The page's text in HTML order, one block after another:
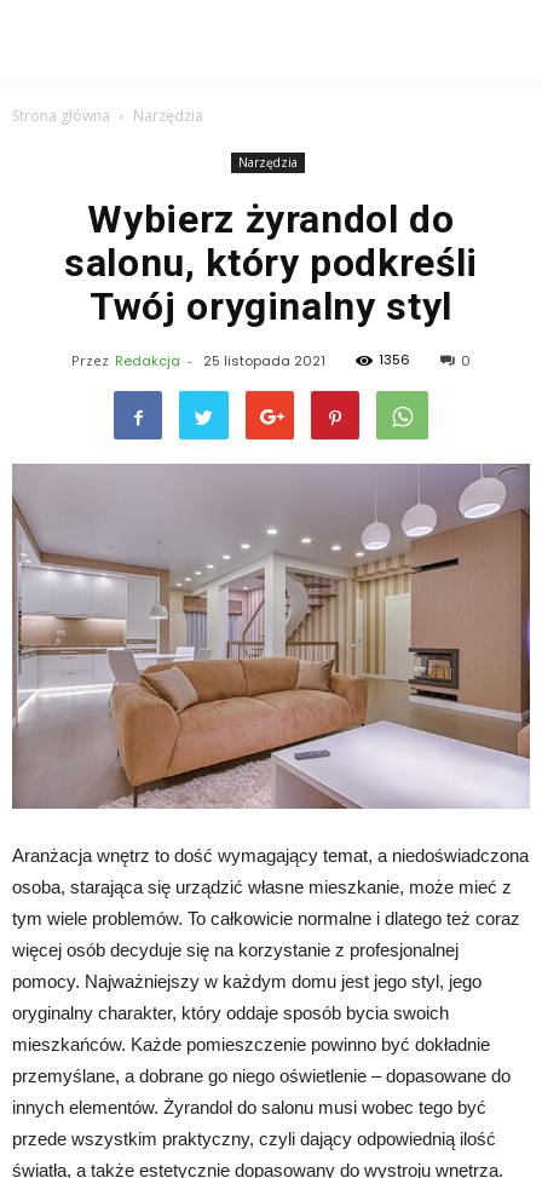
Strona główna Narzędzia
Narzędzia
Wybierz żyrandol do
salonu, który podkreśli
Twój oryginalny styl
Przez Redakcja - 25 listopada 2021 1356 0
Aranżacja wnętrz to dość wymagający temat, a niedoświadczona
osoba, starająca się urządzić własne mieszkanie, może mieć z
tym wiele problemów. To całkowicie normalne i dlatego też coraz
więcej osób decyduje się na korzystanie z profesjonalnej
pomocy. Najważniejszy w każdym domu jest jego styl, jego
oryginalny charakter, który oddaje sposób bycia swoich
mieszkańców. Każde pomieszczenie powinno być dokładnie
przemyślane, a dobrane go niego oświetlenie – dopasowane do
innych elementów. Żyrandol do salonu musi wobec tego być
przede wszystkim praktyczny, czyli dający odpowiednią ilość
światła, a także estetycznie dopasowany do wystroju wnętrza.